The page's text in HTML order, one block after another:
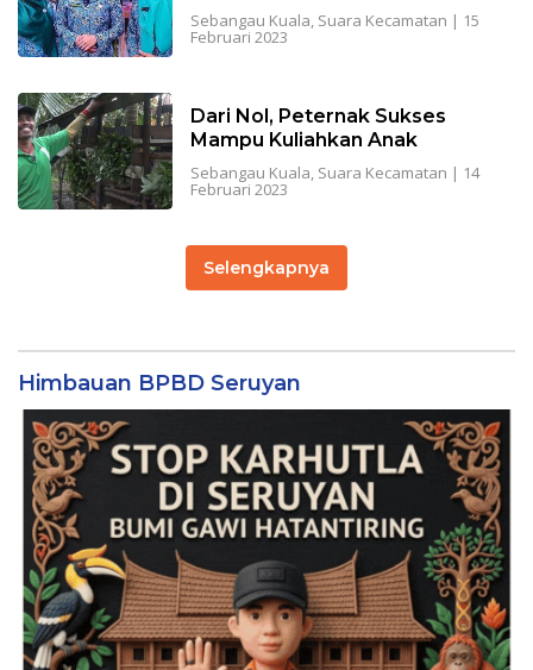
Sebangau Kuala, Suara Kecamatan | 15
Februari 2023
Dari Nol, Peternak Sukses
Mampu Kuliahkan Anak
Sebangau Kuala, Suara Kecamatan | 14
Februari 2023
Selengkapnya
Himbauan BPBD Seruyan